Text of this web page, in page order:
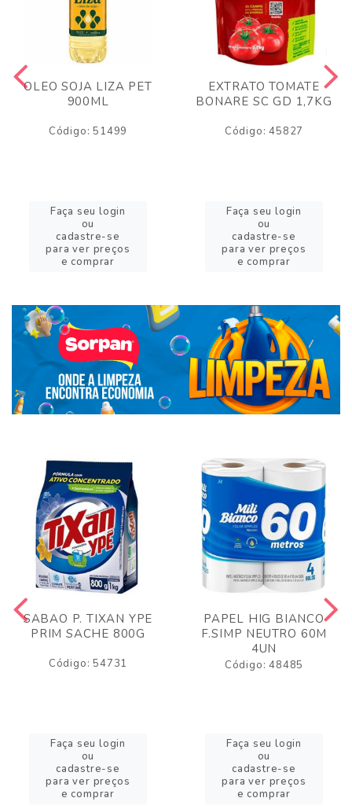
OLEO SOJA LIZA PET
900ML
Código: 51499
Faça seu login
ou
cadastre-se
para ver preços
e comprar
EXTRATO TOMATE
BONARE SC GD 1,7KG
Código: 45827
Faça seu login
ou
cadastre-se
para ver preços
e comprar
SABAO P. TIXAN YPE
PRIM SACHE 800G
Código: 54731
Faça seu login
ou
cadastre-se
para ver preços
e comprar
PAPEL HIG BIANCO
F.SIMP NEUTRO 60M
4UN
Código: 48485
Faça seu login
ou
cadastre-se
para ver preços
e comprar